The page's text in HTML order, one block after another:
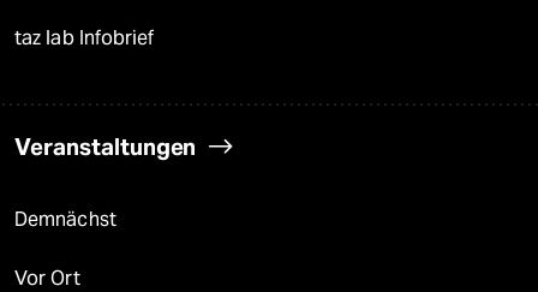
taz lab Infobrief
Veranstaltungen
Demnächst
Vor Ort